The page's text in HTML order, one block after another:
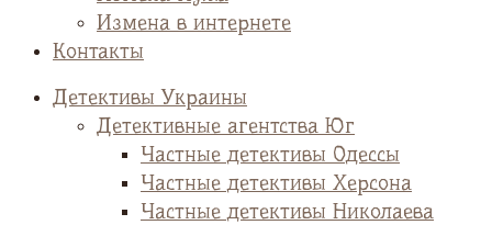
Измена в интернете
Контакты
Детективы Украины
Детективные агентства Юг
Частные детективы Одессы
Частные детективы Херсона
Частные детективы Николаева